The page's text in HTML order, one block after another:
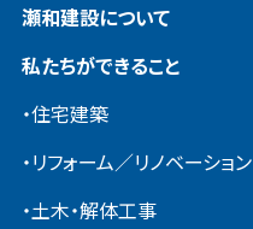
瀬和建設について
私たちができること
・住宅建築
・リフォーム／リノベーション
・土木・解体工事